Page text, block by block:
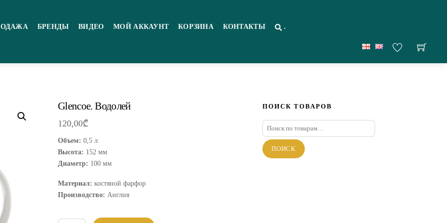
БРЕНДЫ ВИДЕО МОЙ АККАУНТ КОРЗИНА КОНТАКТЫ .
Glencoe. Водолей
120,00₾
Объем: 0,5 л
Высота: 152 мм
Диаметр: 100 мм
Материал: костяной фарфор
Производство: Англия
ПОИСК ТОВАРОВ
Искать:
ПОИСК